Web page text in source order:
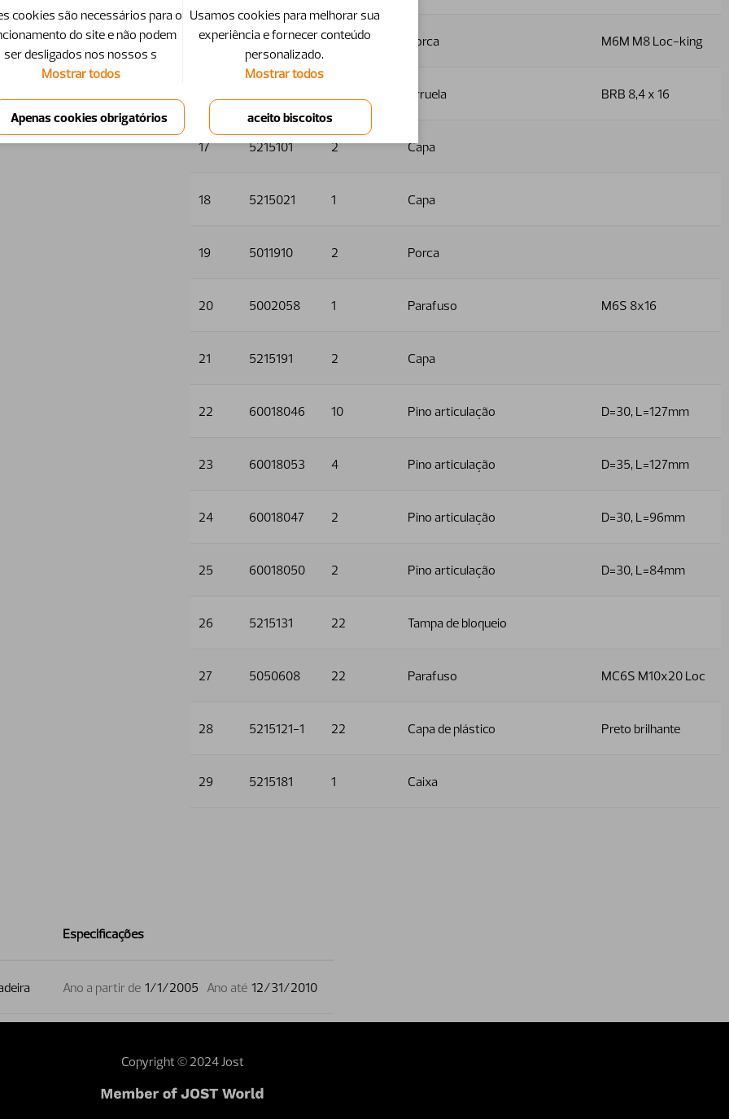
Especificações
Ano a partir de 1/1/2005 Ano até 12/31/2010
15 5011553 4 Porca M6M M8 Loc-king
Arruela BRB 8,4 x 16
17 5215101 2 Capa
18 5215021 1 Capa
19 5011910 2 Porca
20 5002058 1 Parafuso M6S 8x16
21 5215191 2 Capa
22 60018046 10 Pino articulação D=30, L=127mm
23 60018053 4 Pino articulação D=35, L=127mm
24 60018047 2 Pino articulação D=30, L=96mm
25 60018050 2 Pino articulação D=30, L=84mm
26 5215131 22 Tampa de bloqueio
27 5050608 22 Parafuso MC6S M10x20 Loc
28 5215121-1 22 Capa de plástico Preto brilhante
29 5215181 1 Caixa
Copyright © 2024 Jost
cookies são necessários para o
do site e não podem
ser desligados nos nossos s
Mostrar todos
Usamos cookies para melhorar sua
experiência e fornecer conteúdo
personalizado.
Mostrar todos